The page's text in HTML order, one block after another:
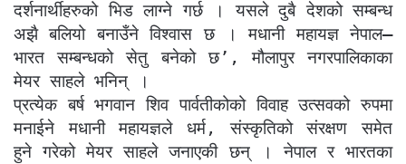
दर्शनार्थीहरुको भिड लाग्ने गर्छ । यसले दुबै देशको सम्बन्ध
अझै बलियो बनाउँने विश्वास छ । मधानी महायज्ञ नेपाल–
भारत सम्बन्धको सेतु बनेको छ’, मौलापुर नगरपालिकाका
मेयर साहले भनिन् ।
प्रत्येक बर्ष भगवान शिव पार्वतीकोको विवाह उत्सवको रुपमा
मनाईने मधानी महायज्ञले धर्म, संस्कृतिको संरक्षण समेत
हुने गरेको मेयर साहले जनाएकी छन् । नेपाल र भारतका